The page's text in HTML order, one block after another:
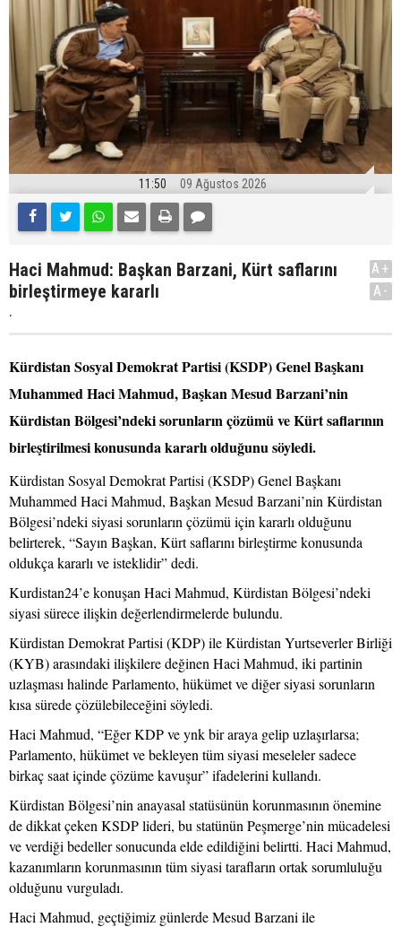
11:50 09 Ağustos 2026
Haci Mahmud: Başkan Barzani, Kürt saflarını
birleştirmeye kararlı
.
A+
A-
Kürdistan Sosyal Demokrat Partisi (KSDP) Genel Başkanı
Muhammed Haci Mahmud, Başkan Mesud Barzani’nin
Kürdistan Bölgesi’ndeki sorunların çözümü ve Kürt saflarının
birleştirilmesi konusunda kararlı olduğunu söyledi.
Kürdistan Sosyal Demokrat Partisi (KSDP) Genel Başkanı
Muhammed Haci Mahmud, Başkan Mesud Barzani’nin Kürdistan
Bölgesi’ndeki siyasi sorunların çözümü için kararlı olduğunu
belirterek, “Sayın Başkan, Kürt saflarını birleştirme konusunda
oldukça kararlı ve isteklidir” dedi.
Kurdistan24’e konuşan Haci Mahmud, Kürdistan Bölgesi’ndeki
siyasi sürece ilişkin değerlendirmelerde bulundu.
Kürdistan Demokrat Partisi (KDP) ile Kürdistan Yurtseverler Birliği
(KYB) arasındaki ilişkilere değinen Haci Mahmud, iki partinin
uzlaşması halinde Parlamento, hükümet ve diğer siyasi sorunların
kısa sürede çözülebileceğini söyledi.
Haci Mahmud, “Eğer KDP ve ynk bir araya gelip uzlaşırlarsa;
Parlamento, hükümet ve bekleyen tüm siyasi meseleler sadece
birkaç saat içinde çözüme kavuşur” ifadelerini kullandı.
Kürdistan Bölgesi’nin anayasal statüsünün korunmasının önemine
de dikkat çeken KSDP lideri, bu statünün Peşmerge’nin mücadelesi
ve verdiği bedeller sonucunda elde edildiğini belirtti. Haci Mahmud,
kazanımların korunmasının tüm siyasi tarafların ortak sorumluluğu
olduğunu vurguladı.
Haci Mahmud, geçtiğimiz günlerde Mesud Barzani ile